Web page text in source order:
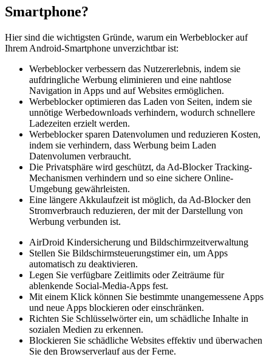
Smartphone?
Hier sind die wichtigsten Gründe, warum ein Werbeblocker auf
Ihrem Android-Smartphone unverzichtbar ist:
Werbeblocker verbessern das Nutzererlebnis, indem sie
aufdringliche Werbung eliminieren und eine nahtlose
Navigation in Apps und auf Websites ermöglichen.
Werbeblocker optimieren das Laden von Seiten, indem sie
unnötige Werbedownloads verhindern, wodurch schnellere
Ladezeiten erzielt werden.
Werbeblocker sparen Datenvolumen und reduzieren Kosten,
indem sie verhindern, dass Werbung beim Laden
Datenvolumen verbraucht.
Die Privatsphäre wird geschützt, da Ad-Blocker Tracking-
Mechanismen verhindern und so eine sichere Online-
Umgebung gewährleisten.
Eine längere Akkulaufzeit ist möglich, da Ad-Blocker den
Stromverbrauch reduzieren, der mit der Darstellung von
Werbung verbunden ist.
AirDroid Kindersicherung und Bildschirmzeitverwaltung
Stellen Sie Bildschirmsteuerungstimer ein, um Apps
automatisch zu deaktivieren.
Legen Sie verfügbare Zeitlimits oder Zeiträume für
ablenkende Social-Media-Apps fest.
Mit einem Klick können Sie bestimmte unangemessene Apps
und neue Apps blockieren oder einschränken.
Richten Sie Schlüsselwörter ein, um schädliche Inhalte in
sozialen Medien zu erkennen.
Blockieren Sie schädliche Websites effektiv und überwachen
Sie den Browserverlauf aus der Ferne.